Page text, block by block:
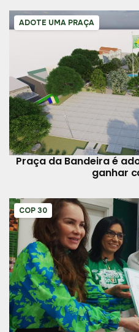
ADOTE UMA PRAÇA
Praça da Bandeira é
ganhar
COP 30